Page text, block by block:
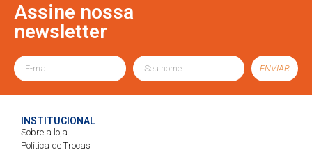
Assine nossa
newsletter
ENVIAR
INSTITUCIONAL
Sobre a loja
Política de Trocas